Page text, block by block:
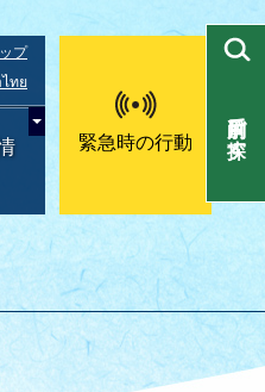
プ
ทย
緊急時の行動 目的別で探す